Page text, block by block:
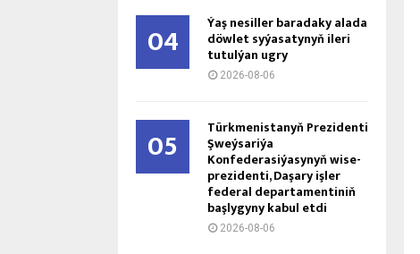
04 Ýaş ne­sil­ler ba­ra­da­ky ala­da
döw­let sy­ýa­sa­ty­nyň ile­ri
tu­tul­ýan ug­ry
2026-08-06
05 Türkmenistanyň Prezidenti
Şweýsariýa
Konfederasiýasynyň wise-
prezidenti, Daşary işler
federal departamentiniň
başlygyny kabul etdi
2026-08-06